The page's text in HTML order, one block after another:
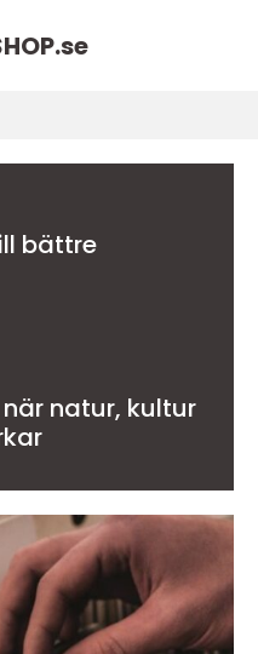
se
bättre